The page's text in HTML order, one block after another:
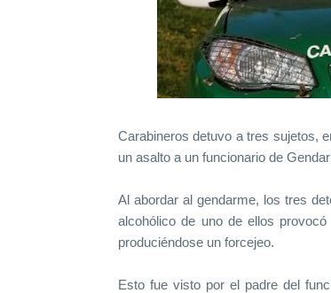
Carabineros detuvo a tres sujetos,
un asalto a un funcionario de
Al abordar al gendarme, los tres
alcohólico de uno de ellos
produciéndose un forcejeo.
Esto fue visto por el padre del